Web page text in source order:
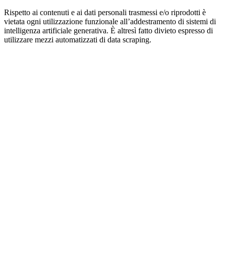
Rispetto ai contenuti e ai dati personali trasmessi e/o riprodotti è
vietata ogni utilizzazione funzionale all’addestramento di sistemi di
intelligenza artificiale generativa. È altresì fatto divieto espresso di
utilizzare mezzi automatizzati di data scraping.